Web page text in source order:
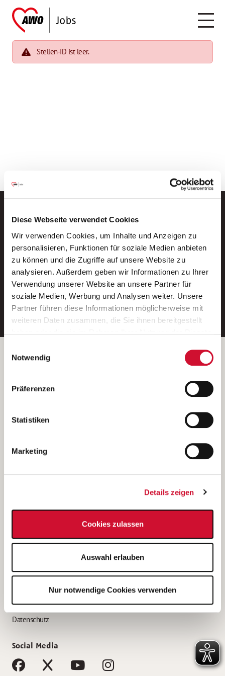
Diese Webseite verwendet Cookies
Wir verwenden Cookies, um Inhalte und Anzeigen zu
personalisieren, Funktionen für soziale Medien anbieten
zu können und die Zugriffe auf unsere Website zu
analysieren. Außerdem geben wir Informationen zu Ihrer
Verwendung unserer Website an unsere Partner für
soziale Medien, Werbung und Analysen weiter. Unsere
Partner führen diese Informationen möglicherweise mit
weiteren Daten zusammen, die Sie ihnen bereitgestellt
Wenn Sie auf „Cookies zulassen“ klicken, so stimmen
Sie der Speicherung sämtlicher Cookies zu. Sie können
Ihre Einwilligung selbstverständlich jederzeit widerrufen,
indem Sie die Cookie-Einstellungen aufrufen und diese
unsererDatenschutzerklärung
Notwendig
Präferenzen
Statistiken
Marketing
Details zeigen
Cookies zulassen
Auswahl erlauben
Nur notwendige Cookies verwenden
Stellen-ID ist leer.
Neue Stellen per E-Mail.
Ein kostenloser Service von AWO
Jobs.
E-Mail-Adresse eintragen
Betreiber der Webseite
Kantstraße 45a
(Ein Tochterunternehmen des AWO Bezirksverbandes Unterfranken
e.V.)
Bewerbung als Altenpflegehelfer*in
Bewerbung als Erzieher*in
AWO Gliederungen nach Bundesland
Impressum
Datenschutz
Social Media